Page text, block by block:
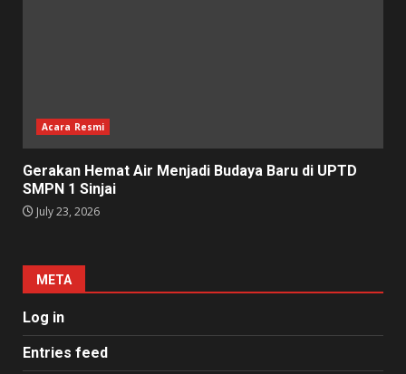
Acara Resmi
Gerakan Hemat Air Menjadi Budaya Baru di UPTD
SMPN 1 Sinjai
July 23, 2026
META
Log in
Entries feed